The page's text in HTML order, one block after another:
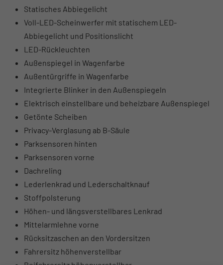
Statisches Abbiegelicht
Voll-LED-Scheinwerfer mit statischem LED-
Abbiegelicht und Positionslicht
LED-Rückleuchten
Außenspiegel in Wagenfarbe
Außentürgriffe in Wagenfarbe
Integrierte Blinker in den Außenspiegeln
Elektrisch einstellbare und beheizbare Außenspiegel
Getönte Scheiben
Privacy-Verglasung ab B-Säule
Parksensoren hinten
Parksensoren vorne
Dachreling
Lederlenkrad und Lederschaltknauf
Stoffpolsterung
Höhen- und längsverstellbares Lenkrad
Mittelarmlehne vorne
Rücksitzaschen an den Vordersitzen
Fahrersitz höhenverstellbar